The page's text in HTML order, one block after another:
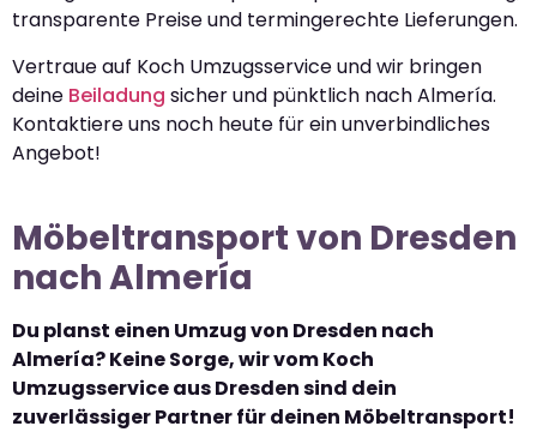
transparente Preise und termingerechte Lieferungen.
Vertraue auf Koch Umzugsservice und wir bringen
deine Beiladung sicher und pünktlich nach Almería.
Kontaktiere uns noch heute für ein unverbindliches
Angebot!
Möbeltransport von Dresden
nach Almería
Du planst einen Umzug von Dresden nach
Almería? Keine Sorge, wir vom Koch
Umzugsservice aus Dresden sind dein
zuverlässiger Partner für deinen Möbeltransport!